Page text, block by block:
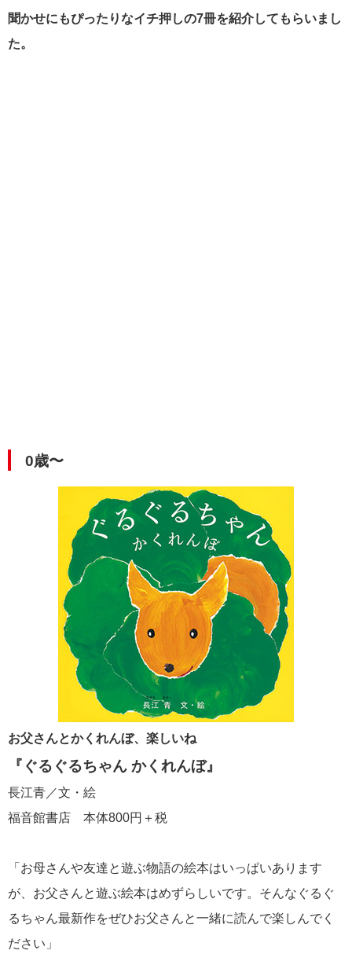
聞かせにもぴったりなイチ押しの7冊を紹介してもらいまし
た。
0歳〜
お父さんとかくれんぼ、楽しいね
『ぐるぐるちゃん かくれんぼ』
長江青／文・絵
福音館書店 本体800円＋税
「お母さんや友達と遊ぶ物語の絵本はいっぱいあります
が、お父さんと遊ぶ絵本はめずらしいです。そんなぐるぐ
るちゃん最新作をぜひお父さんと一緒に読んで楽しんでく
ださい」